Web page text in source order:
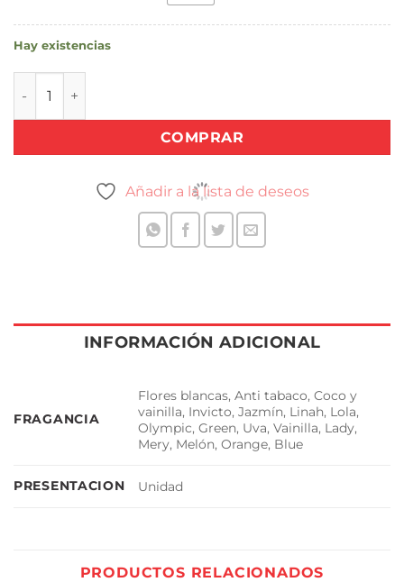
Hay existencias
COMPRAR
Añadir a la lista de deseos
INFORMACIÓN ADICIONAL
FRAGANCIA
Flores blancas, Anti tabaco, Coco y
vainilla, Invicto, Jazmín, Linah, Lola,
Olympic, Green, Uva, Vainilla, Lady,
Mery, Melón, Orange, Blue
PRESENTACION Unidad
PRODUCTOS RELACIONADOS